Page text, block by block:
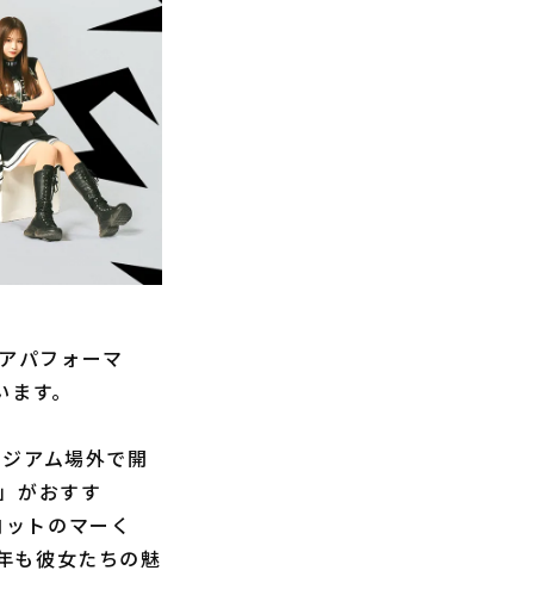
パフォーマ
す。
アム場外で開
がおすす
トのマーく
も彼女たちの魅